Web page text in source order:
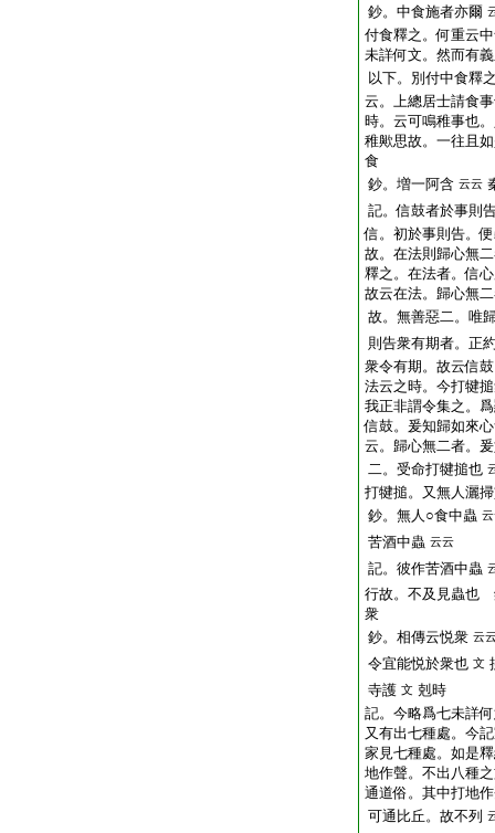
鈔。中食施者亦爾
付食釋之。何重云
未詳何文。然而有
以下。別付中食釋
云。上總居士請食
時。云可鳴稚事也
稚歟思故。一往且
食
鈔。増一阿含 云云
記。信鼓者於事則
信。初於事則告。
故。在法則歸心無
釋之。在法者。信
故云在法。歸心無
故。無善惡二。唯
則告衆有期者。正
衆令有期。故云信
法云之時。今打犍
我正非謂令集之。
信鼓。爰知歸如來
云。歸心無二者。
二。受命打犍搥也
打犍搥。又無人灑
鈔。無人○食中蟲
苦酒中蟲 云云
記。彼作苦酒中蟲
行故。不及見蟲也
衆
鈔。相傳云悦衆 云
令宜能悦於衆也 文
寺護 文 剋時
記。今略爲七未詳
又有出七種處。今
家見七種處。如是
地作聲。不出八種
通道俗。其中打地
可通比丘。故不列